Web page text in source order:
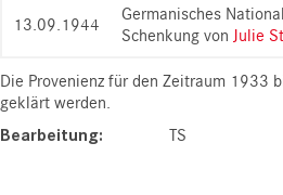
13.09.1944
Germanisches
Schenkung von Julie
Die Provenienz für den Zeitraum 1933
geklärt werden.
Bearbeitung TS